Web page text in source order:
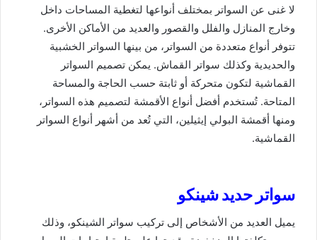
لا غنى عن السواتر بمختلف أنواعها لتغطية المساحات داخل
وخارج المنازل والفلل والقصور والعديد من الأماكن الأخرى.
تتوفر أنواع متعددة من السواتر، من بينها السواتر الخشبية
والحديدية وكذلك سواتر القماش. يمكن تصميم السواتر
القماشية لتكون متحركة أو ثابتة حسب الحاجة والمساحة
المتاحة. تُستخدم أفضل أنواع الأقمشة لتصميم هذه السواتر،
ومنها أقمشة البولي إيثيلين، التي تُعد من أشهر أنواع السواتر
القماشية.
سواتر حديد شينكو
يميل العديد من الأشخاص إلى تركيب سواتر الشينكو، وذلك